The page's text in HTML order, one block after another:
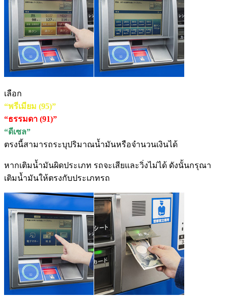
เลือก
“พรีเมียม (95)”
“ธรรมดา (91)”
“ดีเซล”
ตรงนี้สามารถระบุปริมาณน้ำมันหรือจำนวนเงินได้
หากเติมน้ำมันผิดประเภท รถจะเสียและวิ่งไม่ได้ ดังนั้นกรุณา
เติมน้ำมันให้ตรงกับประเภทรถ